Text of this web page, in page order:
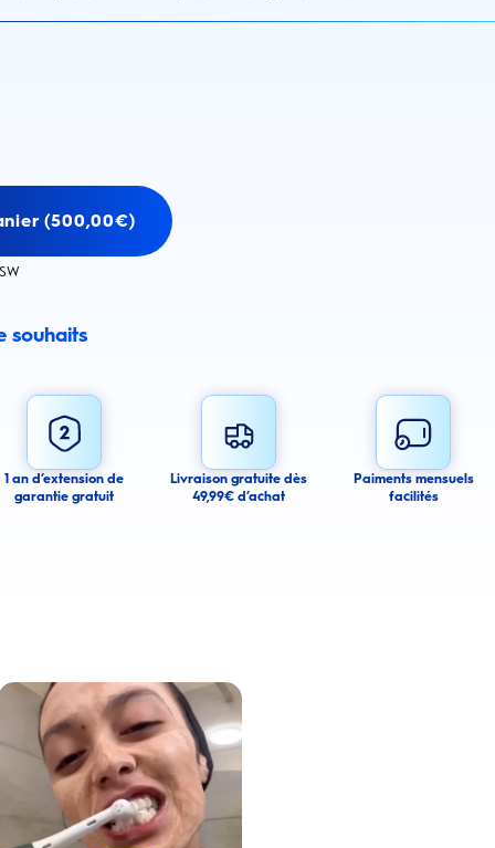
(500,00€)
souhaits
alerts about this product.
agree to receive email communications regarding this product. We may use
messages about product availability. We process your personal data as
withdraw your consent or manage your email preferences at any time.
1 an d’extension de
garantie gratuit
Livraison gratuite dès
49,99€ d’achat
Paiments mensuels
facilités
l’apparence de ses dents tachées grâce aux produits Oral-B
la vidéo : Une jeune femme partage sa routine du soir pour des gencives plus saines avec les